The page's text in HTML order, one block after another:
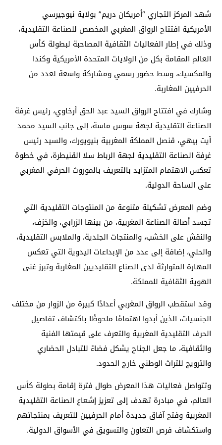
شهد المركز التجاري “أمريكان دريم” بولاية نيوجيرسي
الأمريكية افتتاح الرواق المغربي المخصص للصناعة التقليدية،
وذلك في إطار الفعاليات الثقافية المصاحبة لبطولة كأس
العالم المقامة بكل من الولايات المتحدة الأمريكية وكندا
والمكسيك، وسط حضور رسمي ومشاركة واسعة لعدد من
الحرفيين المغاربة.
وشارك في افتتاح الرواق السيد عبد الحق أرخاوي، رئيس غرفة
الصناعة التقليدية لجهة سوس ماسة، إلى جانب السيد محمد
آيت بيهي، قنصل المملكة المغربية بنيويورك، والسيد رئيس
غرفة الصناعة التقليدية لجهة الرباط سلا القنيطرة، في خطوة
تعكس الاهتمام المتزايد بالتعريف بالموروث الحرفي المغربي
على الساحة الدولية.
وضم المعرض تشكيلة متنوعة من المنتوجات التقليدية التي
تجسد أصالة الصناعة المغربية، من بينها الزرابي، والخزف،
والنقش على الخشب، والمنتجات الجلدية، والملابس التقليدية،
والحلي، إضافة إلى عدد من الإبداعات اليدوية التي تعكس
المهارة المتوارثة لدى الصناع التقليديين المغاربة وتبرز غنى
الهوية الثقافية للمملكة.
وقد استقطب الرواق المغربي أعدادًا كبيرة من الزوار من مختلف
الجنسيات، الذين أبدوا اهتمامًا ملحوظًا باكتشاف تفاصيل
الحرف التقليدية المغربية والتعرف على قيمتها الفنية
والثقافية، ما جعل الجناح يشكل فضاءً للتبادل الحضاري
والترويج للتراث الوطني خارج الحدود.
وتتواصل فعاليات هذا المعرض طوال فترة إقامة بطولة كأس
العالم، في مبادرة تهدف إلى تعزيز إشعاع الصناعة التقليدية
المغربية وفتح آفاق جديدة أمام الحرفيين للتعريف بمنتجاتهم
واستكشاف فرص التعاون والتسويق في الأسواق الدولية.